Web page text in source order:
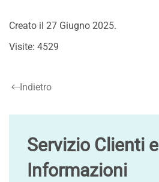
Creato il 27 Giugno 2025.
Visite: 4529
Indietro
Servizio Clienti e
Informazioni